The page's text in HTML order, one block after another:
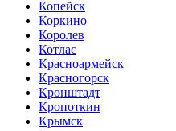
Копейск
Коркино
Королев
Котлас
Красноармейск
Красногорск
Кронштадт
Кропоткин
Крымск